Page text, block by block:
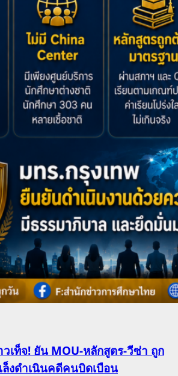
วเท็จ! ยัน MOU-หลักสูตร-วีซ่า ถูก
งดำเนินคดีคนบิดเบือน